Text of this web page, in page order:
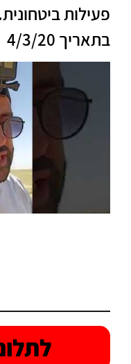
פעילות
בתאריך 4/3/20